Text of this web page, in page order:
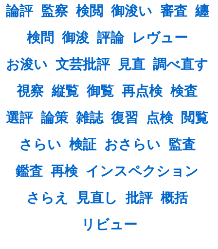
論評 監察 検閲 御浚い 審査 纏
検問 御浚 評論 レヴュー
お浚い 文芸批評 見直 調べ直す
視察 縦覧 御覧 再点検 検査
選評 論策 雑誌 復習 点検 閲覧
さらい 検証 おさらい 監査
鑑査 再検 インスペクション
さらえ 見直し 批評 概括
リビュー